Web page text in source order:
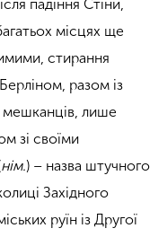
падіння Стіни,
місцях ще
стирання
разом із
мешканців, лише
зі своїми
нім.) – назва штучного
Західного
руїн із Другої